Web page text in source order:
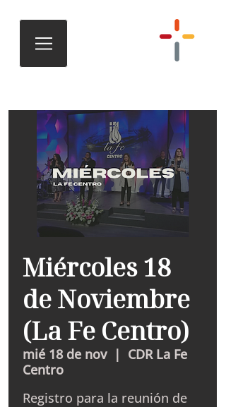
Miércoles 18
de Noviembre
(La Fe Centro)
mié 18 de nov
  |
CDR La Fe
Centro
Registro para la reunión de